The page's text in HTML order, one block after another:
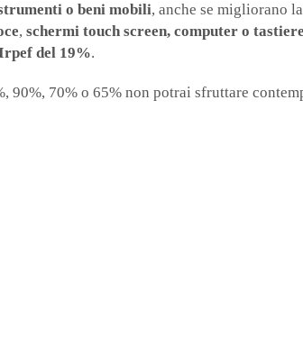
o beni mobili, anche se migliorano
, schermi touch screen, computer o
del 19%.
90%, 70% o 65% non potrai sfruttare